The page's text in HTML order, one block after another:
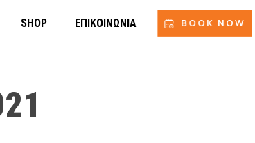
SHOP ΕΠΙΚΟΙΝΩΝΊΑ BOOK NOW